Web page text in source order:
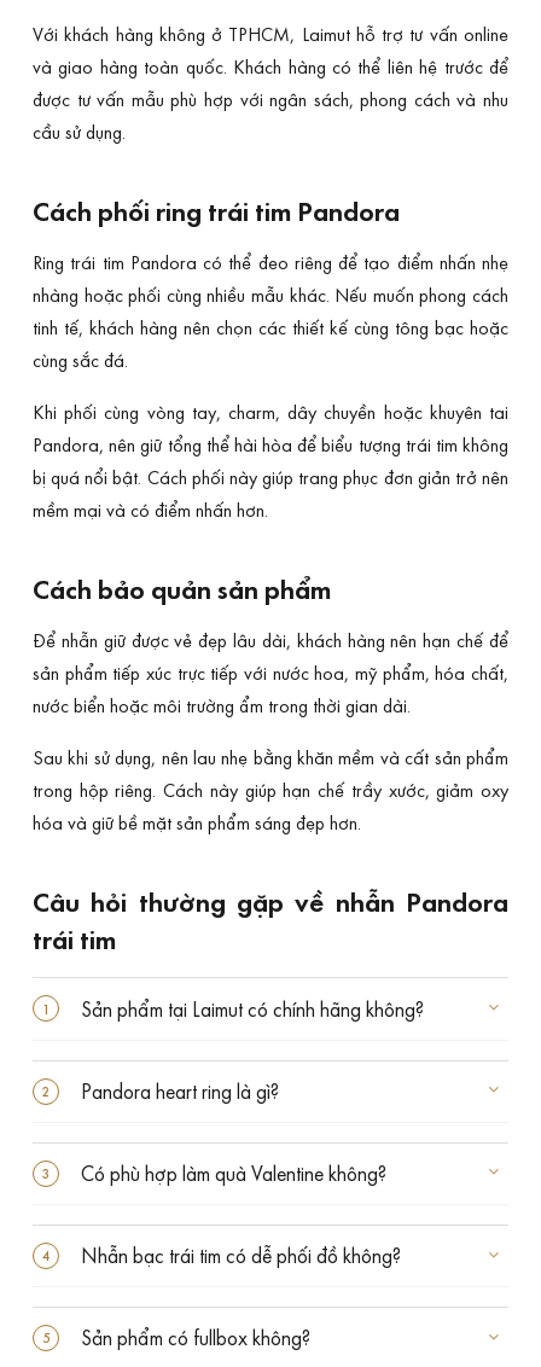
Với khách hàng không ở TPHCM, Laimut hỗ trợ tư vấn online
và giao hàng toàn quốc. Khách hàng có thể liên hệ trước để
được tư vấn mẫu phù hợp với ngân sách, phong cách và nhu
cầu sử dụng.
Cách phối ring trái tim Pandora
Ring trái tim Pandora có thể đeo riêng để tạo điểm nhấn nhẹ
nhàng hoặc phối cùng nhiều mẫu khác. Nếu muốn phong cách
tinh tế, khách hàng nên chọn các thiết kế cùng tông bạc hoặc
cùng sắc đá.
Khi phối cùng vòng tay, charm, dây chuyền hoặc khuyên tai
Pandora, nên giữ tổng thể hài hòa để biểu tượng trái tim không
bị quá nổi bật. Cách phối này giúp trang phục đơn giản trở nên
mềm mại và có điểm nhấn hơn.
Cách bảo quản sản phẩm
Để nhẫn giữ được vẻ đẹp lâu dài, khách hàng nên hạn chế để
sản phẩm tiếp xúc trực tiếp với nước hoa, mỹ phẩm, hóa chất,
nước biển hoặc môi trường ẩm trong thời gian dài.
Sau khi sử dụng, nên lau nhẹ bằng khăn mềm và cất sản phẩm
trong hộp riêng. Cách này giúp hạn chế trầy xước, giảm oxy
hóa và giữ bề mặt sản phẩm sáng đẹp hơn.
Câu hỏi thường gặp về nhẫn Pandora
trái tim
Sản phẩm tại Laimut có chính hãng không?
Pandora heart ring là gì?
Có phù hợp làm quà Valentine không?
Nhẫn bạc trái tim có dễ phối đồ không?
Sản phẩm có fullbox không?